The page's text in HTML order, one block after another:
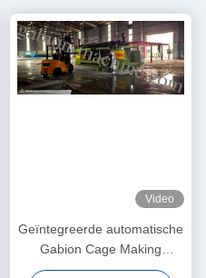
Video
Geïntegreerde automatische
Gabion Cage Making
Machine: industriële